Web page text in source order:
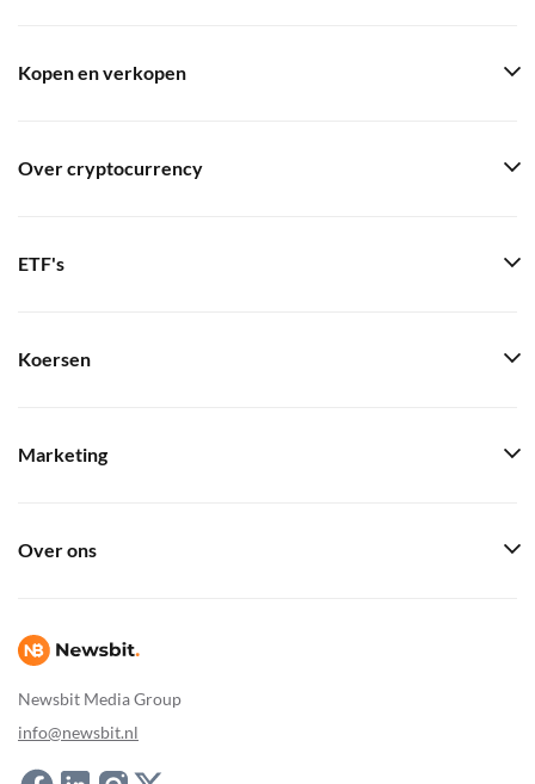
Newsbit Media Group
info@newsbit.nl
Kopen en verkopen
Over cryptocurrency
ETF's
Koersen
Marketing
Over ons